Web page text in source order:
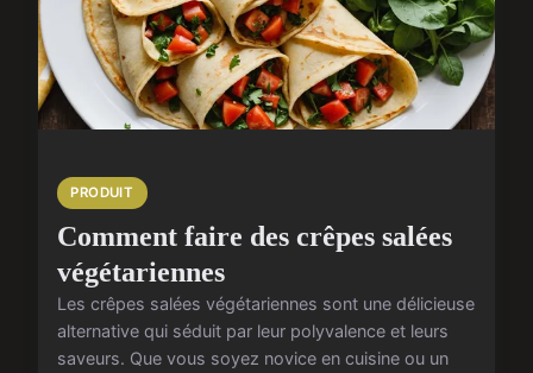
PRODUIT
Comment faire des crêpes salées
végétariennes
Les crêpes salées végétariennes sont une délicieuse
alternative qui séduit par leur polyvalence et leurs
saveurs. Que vous soyez novice en cuisine ou un